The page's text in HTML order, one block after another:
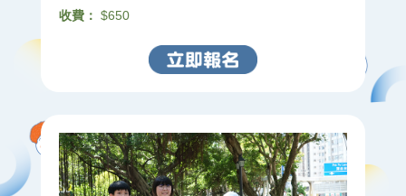
收費： $650